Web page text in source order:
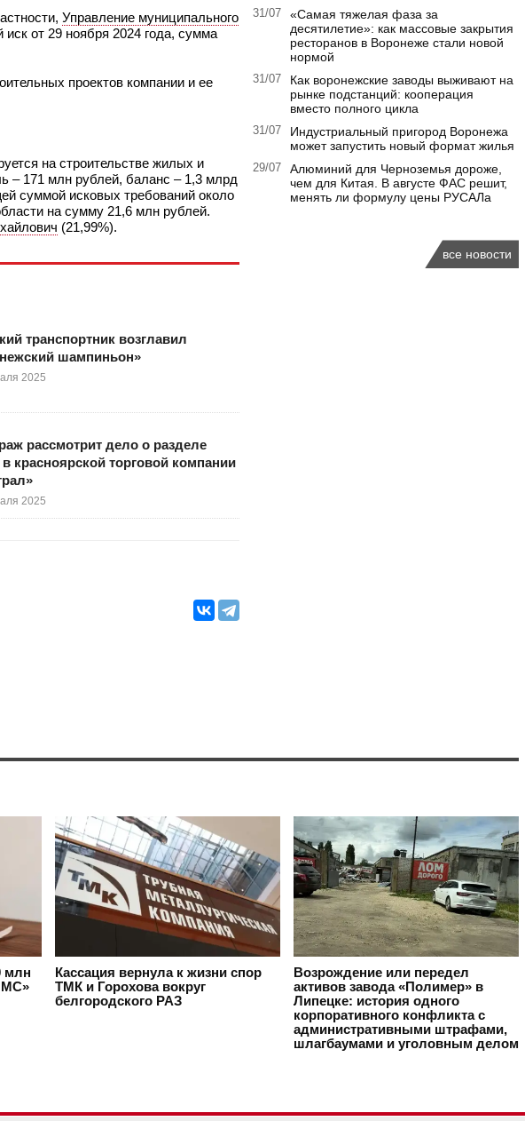
Управление муниципального
от 29 ноября 2024 года, сумма
проектов компании и ее
на строительстве жилых и
– 171 млн рублей, баланс – 1,3 млрд
суммой исковых требований около
на сумму 21,6 млн рублей.
(21,99%).
транспортник возглавил
шампиньон»
2025
рассмотрит дело о разделе
красноярской торговой компании
2025
31/07
«Самая тяжелая фаза за
десятилетие»: как массовые закрытия
ресторанов в Воронеже стали новой
нормой
31/07
Как воронежские заводы выживают на
рынке подстанций: кооперация
вместо полного цикла
31/07
Индустриальный пригород Воронежа
может запустить новый формат жилья
29/07
Алюминий для Черноземья дороже,
чем для Китая. В августе ФАС решит,
менять ли формулу цены РУСАЛа
все новости
млн
Кассация вернула к жизни спор
ТМК и Горохова вокруг
белгородского РАЗ
Возрождение или передел
активов завода «Полимер» в
Липецке: история одного
корпоративного конфликта с
административными штрафами,
шлагбаумами и уголовным делом